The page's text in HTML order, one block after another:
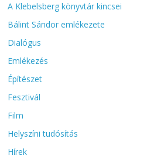
A Klebelsberg könyvtár kincsei
Bálint Sándor emlékezete
Dialógus
Emlékezés
Építészet
Fesztivál
Film
Helyszíni tudósítás
Hírek